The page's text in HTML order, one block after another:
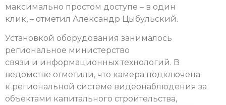
максимально простом доступе – в один
клик, – отметил Александр Цыбульский.
Установкой оборудования занималось
региональное министерство
связи и информационных технологий. В
ведомстве отметили, что камера подключена
к региональной системе видеонаблюдения за
объектами капитального строительства,